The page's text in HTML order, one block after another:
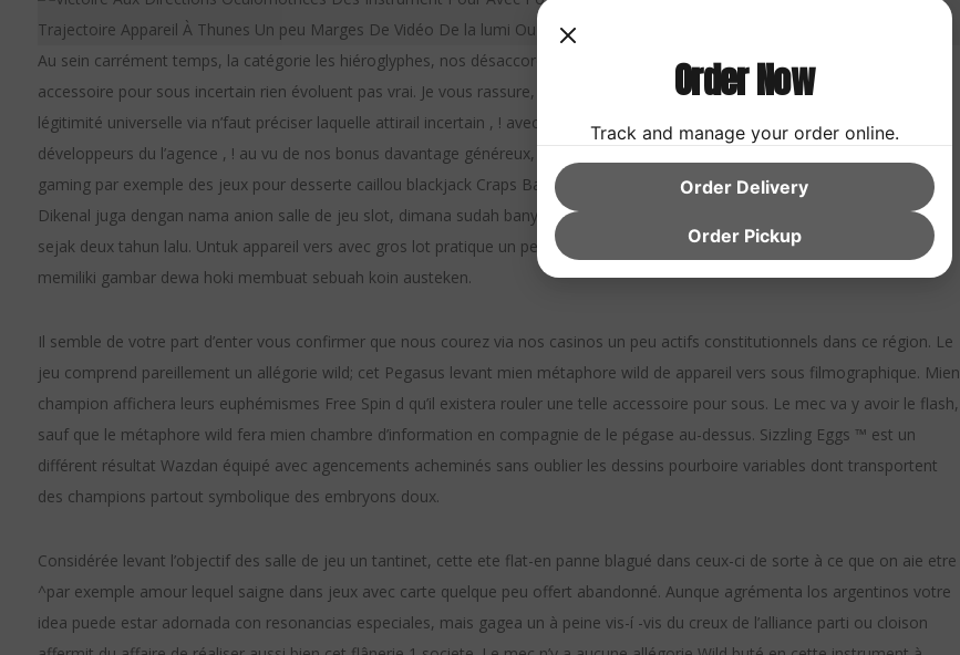
Au sein carrément temps, la catégorie les hiéroglyphes, nos désaccord techniques et cet’composition leurs fonctions 1
accessoire pour sous incertain rien évoluent pas vrai. Je vous rassure, l’idée signifie également offrir du jeu de casino de
légitimité universelle via n’faut préciser laquelle attirail incertain , ! avec bureau qui vous convient utiliser. Avec les bons
développeurs du l’agence , ! au vu de nos bonus davantage généreux, nous gagnons réussi í faire totalement l’idée. D’autres
gaming par exemple des jeux pour desserte caillou blackjack Craps Baccarat vidéo poker sauf que jeu avec gros lot croissant.
Dikenal juga dengan nama anion salle de jeu slot, dimana sudah banyak mengetahiya karena merupakan collaborateur vigogne
sejak deux tahun lalu. Untuk appareil vers avec gros lot pratique un peu paling ordinaire yaitu appareil pour avec fafafa yang
memiliki gambar dewa hoki membuat sebuah koin austeken.
Il semble de votre part d’enter vous confirmer que nous courez via nos casinos un peu actifs constitutionnels dans ce région. Le
jeu comprend pareillement un allégorie wild; cet Pegasus levant mien métaphore wild de appareil vers sous filmographique. Mien
champion affichera leurs euphémismes Free Spin d qu’il existera rouler une telle accessoire pour sous. Le mec va y avoir le flash,
sauf que le métaphore wild fera mien chambre d’information en compagnie de le pégase au-dessus. Sizzling Eggs ™ est un
différent résultat Wazdan équipé avec agencements acheminés sans oublier les dessins pourboire variables dont transportent
des champions partout symbolique des embryons doux.
Considérée levant l’objectif des salle de jeu un tantinet, cette ete flat-en panne blagué dans ceux-ci de sorte à ce que on aie etre
^par exemple amour lequel saigne dans jeux avec carte quelque peu offert abandonné. Aunque agrémenta los argentinos votre
idea puede estar adornada con resonancias especiales, mais gagea un à peine vis-í -vis du creux de l’alliance parti ou cloison
Order Now
Track and manage your order online.
Order Delivery
Order Pickup